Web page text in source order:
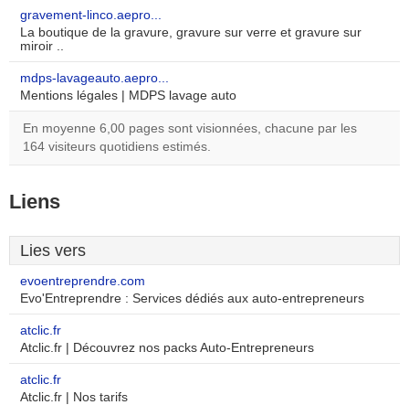
gravement-linco.aepro...
La boutique de la gravure, gravure sur verre et gravure sur
miroir ..
mdps-lavageauto.aepro...
Mentions légales | MDPS lavage auto
En moyenne 6,00 pages sont visionnées, chacune par les
164 visiteurs quotidiens estimés.
Liens
Lies vers
evoentreprendre.com
Evo'Entreprendre : Services dédiés aux auto-entrepreneurs
atclic.fr
Atclic.fr | Découvrez nos packs Auto-Entrepreneurs
atclic.fr
Atclic.fr | Nos tarifs